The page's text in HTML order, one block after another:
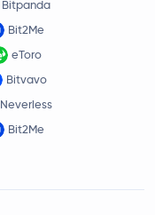
Bitpanda
Bit2Me
eToro
Bitvavo
Neverless
Bit2Me